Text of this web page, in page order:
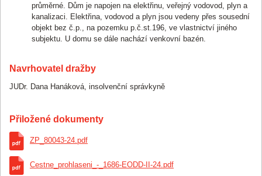
průměrné. Dům je napojen na elektřinu, veřejný vodovod, plyn a
kanalizaci. Elektřina, vodovod a plyn jsou vedeny přes sousední
objekt bez č.p., na pozemku p.č.st.196, ve vlastnictví jiného
subjektu. U domu se dále nachází venkovní bazén.
Navrhovatel dražby
JUDr. Dana Hanáková, insolvenční správkyně
Přiložené dokumenty
ZP_80043-24.pdf
Cestne_prohlaseni_-_1686-EODD-II-24.pdf